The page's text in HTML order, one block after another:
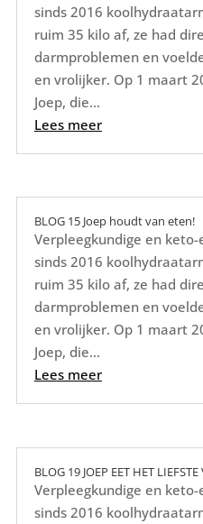
sinds 2016
ruim 35 kilo af, ze had
darmproblemen en
en vrolijker. Op 1 maart
Joep, die...
Lees meer
BLOG 15 Joep houdt van eten!
Verpleegkundige en
sinds 2016
ruim 35 kilo af, ze had
darmproblemen en
en vrolijker. Op 1 maart
Joep, die...
Lees meer
BLOG 19 JOEP EET HET LIEFSTE
Verpleegkundige en
sinds 2016